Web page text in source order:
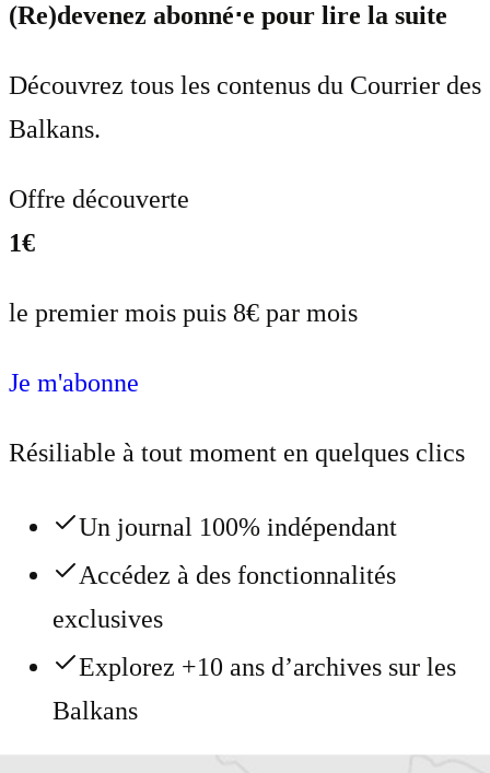
(Re)devenez abonné⋅e pour lire la suite
Découvrez tous les contenus du Courrier des
Balkans.
Offre découverte
1€
le premier mois puis 8€ par mois
Je m'abonne
Résiliable à tout moment en quelques clics
Un journal 100% indépendant
Accédez à des fonctionnalités
exclusives
Explorez +10 ans d’archives sur les
Balkans